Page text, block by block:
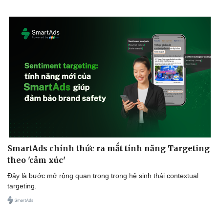
SmartAds chính thức ra mắt tính năng Targeting
theo 'cảm xúc'
Đây là bước mở rộng quan trọng trong hệ sinh thái contextual
targeting.